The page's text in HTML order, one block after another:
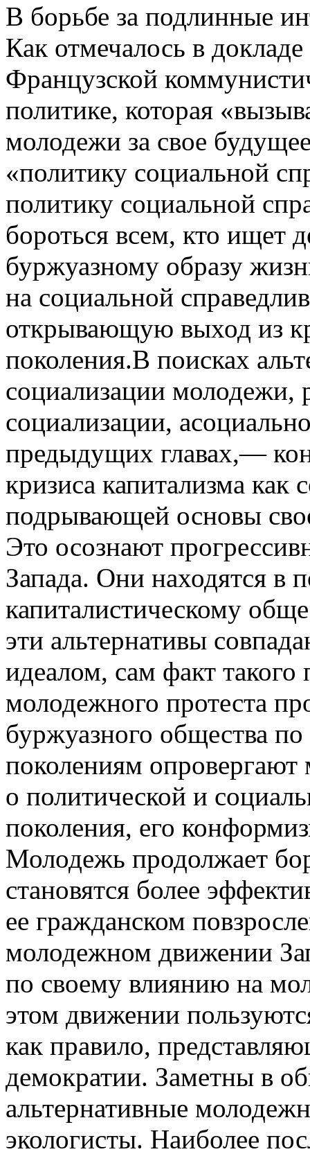
В борьбе за подлинные
Как отмечалось в
Французской
политике, которая
молодежи за свое
«политику социальной
политику социальной
бороться всем, кто ищет
буржуазному образу
на социальной
открывающую выход из
поколения.В поисках
социализации молодежи,
социализации,
предыдущих главах,—
кризиса капитализма как
подрывающей основы
Это осознают
Запада. Они находятся в
капиталистическому
эти альтернативы
идеалом, сам факт
молодежного протеста
буржуазного общества
поколениям
о политической и
поколения, его
Молодежь продол­жает
становятся более
ее гражданском
молодежном движении
по своему влиянию на
этом движении
как правило,
демократии. За­метны в
альтернативные
экологисты. Наиболее